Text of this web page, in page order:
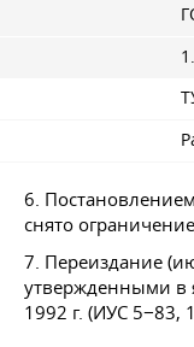
6.
снято
7. Переиздание
утвержденными в
1992 г. (ИУС 5−83,